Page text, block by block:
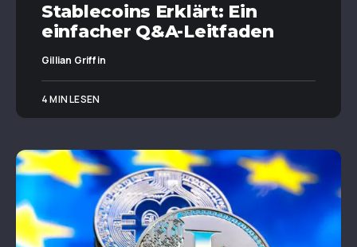
Stablecoins Erklärt: Ein
einfacher Q&A-Leitfaden
Gillian Griffin
4 MIN LESEN